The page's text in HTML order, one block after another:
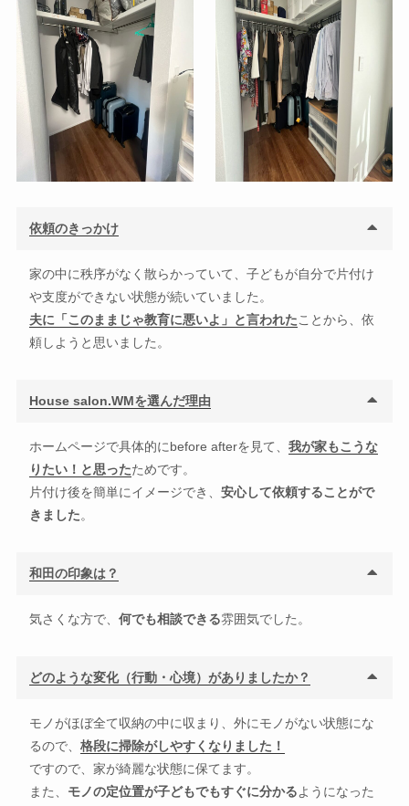
依頼のきっかけ
家の中に秩序がなく散らかっていて、子どもが自分で片付け
や支度ができない状態が続いていました。
夫に「このままじゃ教育に悪いよ」と言われたことから、依
頼しようと思いました。
House salon.WMを選んだ理由
ホームページで具体的にbefore afterを見て、 我が家もこうな
りたい！と思ったためです。
片付け後を簡単にイメージでき、 安心して依頼することがで
きました。
和田の印象は？
気さくな方で、 何でも相談できる雰囲気でした。
どのような変化（行動・心境）がありましたか？
モノがほぼ全て収納の中に収まり、外にモノがない状態にな
るので、 格段に掃除がしやすくなりました！
ですので、家が綺麗な状態に保てます。
また、 モノの定位置が子どもでもすぐに分かるようになった